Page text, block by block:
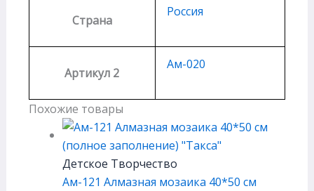
Страна
Россия
Артикул 2
Ам-020
Похожие товары
Детское Творчество
Ам-121 Алмазная мозаика 40*50 см